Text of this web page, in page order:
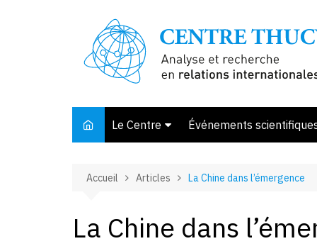
Le Centre
Membres et associés
Bibliothèque
Événements
Accueil Articles La Chine dans l’émergence
La Chine dans